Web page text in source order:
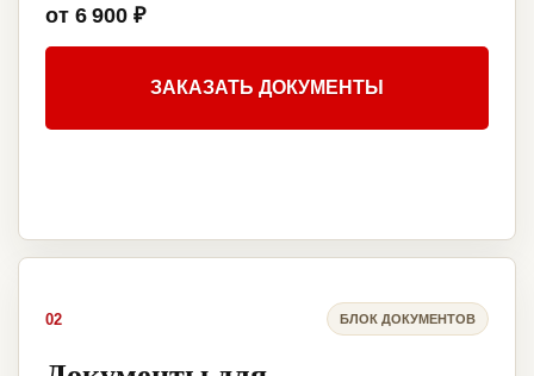
от 6 900 ₽
ЗАКАЗАТЬ ДОКУМЕНТЫ
02 БЛОК ДОКУМЕНТОВ